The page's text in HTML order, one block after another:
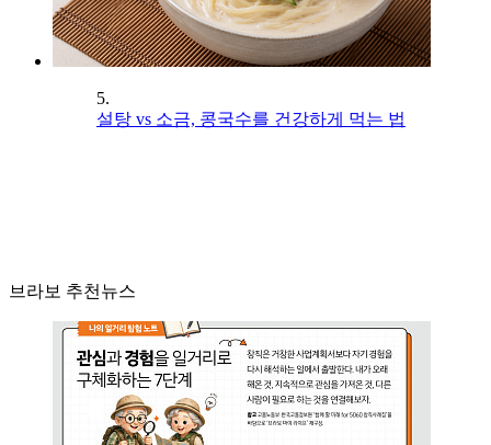
5.
설탕 vs 소금, 콩국수를 건강하게 먹는 법
브라보 추천뉴스